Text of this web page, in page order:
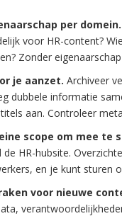
per domein.
voor HR-content?
Zonder
je aanzet. Archiveer
dubbele informatie
aan. Controleer
scope om mee te
HR-hubsite.
en je kunt sturen
voor nieuwe